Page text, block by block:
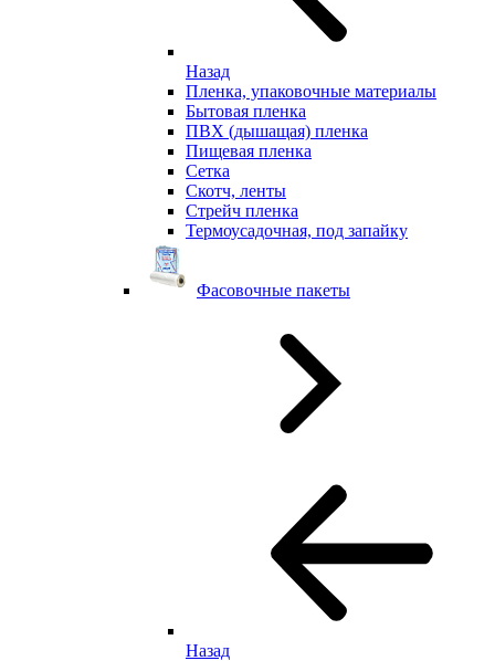
Назад
Пленка, упаковочные материалы
Бытовая пленка
ПВХ (дышащая) пленка
Пищевая пленка
Сетка
Скотч, ленты
Стрейч пленка
Термоусадочная, под запайку
Фасовочные пакеты
Назад